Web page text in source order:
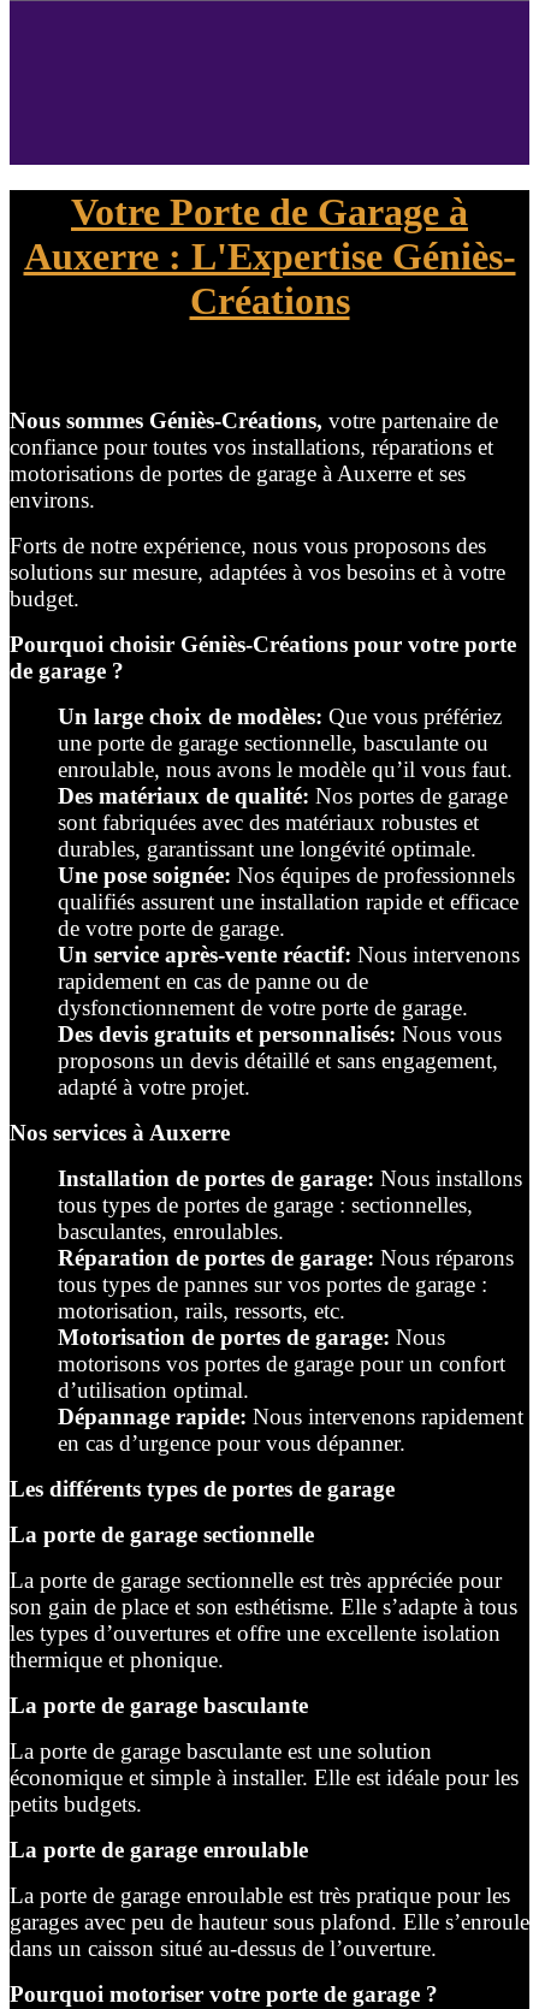
Votre Porte de Garage à
Auxerre : L'Expertise Géniès-
Créations
Nous sommes Géniès-Créations, votre partenaire de
confiance pour toutes vos installations, réparations et
motorisations de portes de garage à Auxerre et ses
environs.
Forts de notre expérience, nous vous proposons des
solutions sur mesure, adaptées à vos besoins et à votre
budget.
Pourquoi choisir Géniès-Créations pour votre porte
de garage ?
Un large choix de modèles: Que vous préfériez
une porte de garage sectionnelle, basculante ou
enroulable, nous avons le modèle qu’il vous faut.
Des matériaux de qualité: Nos portes de garage
sont fabriquées avec des matériaux robustes et
durables, garantissant une longévité optimale.
Une pose soignée: Nos équipes de professionnels
qualifiés assurent une installation rapide et efficace
de votre porte de garage.
Un service après-vente réactif: Nous intervenons
rapidement en cas de panne ou de
dysfonctionnement de votre porte de garage.
Des devis gratuits et personnalisés: Nous vous
proposons un devis détaillé et sans engagement,
adapté à votre projet.
Nos services à Auxerre
Installation de portes de garage: Nous installons
tous types de portes de garage : sectionnelles,
basculantes, enroulables.
Réparation de portes de garage: Nous réparons
tous types de pannes sur vos portes de garage :
motorisation, rails, ressorts, etc.
Motorisation de portes de garage: Nous
motorisons vos portes de garage pour un confort
d’utilisation optimal.
Dépannage rapide: Nous intervenons rapidement
en cas d’urgence pour vous dépanner.
Les différents types de portes de garage
La porte de garage sectionnelle
La porte de garage sectionnelle est très appréciée pour
son gain de place et son esthétisme. Elle s’adapte à tous
les types d’ouvertures et offre une excellente isolation
thermique et phonique.
La porte de garage basculante
La porte de garage basculante est une solution
économique et simple à installer. Elle est idéale pour les
petits budgets.
La porte de garage enroulable
La porte de garage enroulable est très pratique pour les
garages avec peu de hauteur sous plafond. Elle s’enroule
dans un caisson situé au-dessus de l’ouverture.
Pourquoi motoriser votre porte de garage ?